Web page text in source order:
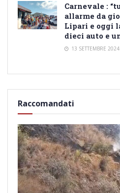
Carnevale :
allarme da
Lipari e oggi
dieci auto e
13 SETTEMBRE 2024
Raccomandati